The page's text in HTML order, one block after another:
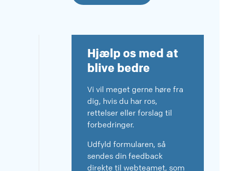
Hjælp os med at
blive bedre
Vi vil meget gerne høre fra
dig, hvis du har ros,
rettelser eller forslag til
forbedringer.
Udfyld formularen, så
sendes din feedback
direkte til webteamet, som